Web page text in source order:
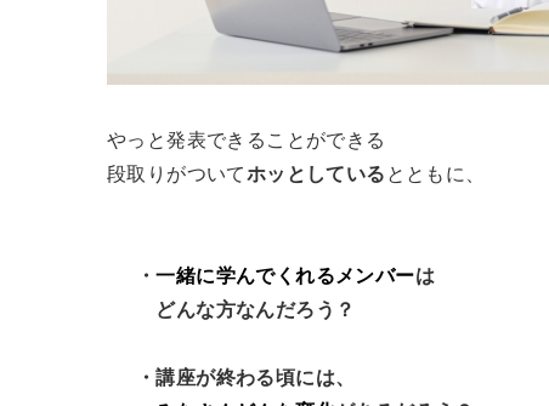
やっと発表できることができる
段取りがついてホッとしている とともに、
・一緒に学んでくれるメンバーは
どんな方なんだろう？
・講座が終わる頃には、